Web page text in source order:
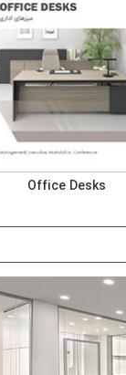
Office Desks